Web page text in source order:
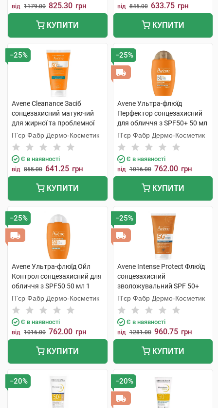
від 1179.00 825.30 грн
КУПИТИ
від 845.00 633.75 грн
КУПИТИ
−25%
Avene Cleanance Засіб
сонцезахисний матуючий
для жирної та проблемної
шкіри SPF50+ 50 мл 1
флакон
П'єр Фабр Дермо-Косметик
Є в наявності
від 855.00 641.25 грн
КУПИТИ
−25%
Avene Ультра-флюїд
Перфектор сонцезахисний
для обличчя з SPF50+ 50 мл
1 флакон
П'єр Фабр Дермо-Косметик
Є в наявності
від 1016.00 762.00 грн
КУПИТИ
−25%
Avene Ультра-флюїд Ойл
Контрол сонцезахисний для
обличчя з SPF50 50 мл 1
флакон
П'єр Фабр Дермо-Косметик
Є в наявності
від 1016.00 762.00 грн
КУПИТИ
−25%
Avene Intense Protect Флюїд
сонцезахисний
зволожувальний SPF 50+
150 мл 1 туба
П'єр Фабр Дермо-Косметик
Є в наявності
від 1281.00 960.75 грн
КУПИТИ
−20% −20%